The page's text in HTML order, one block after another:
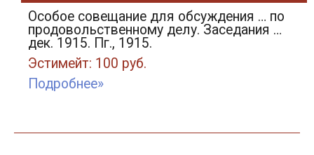
Особое совещание для обсуждения … по
продовольственному делу. Заседания …
дек. 1915. Пг., 1915.
Эстимейт: 100 руб.
Подробнее»